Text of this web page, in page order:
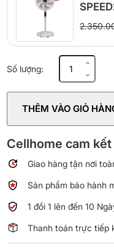
cấp
Số lượng:
Quạt
đứng
012-
SPEED24
DC
25W
cánh
24
gió
số
THÊM VÀO GIỎ
Cellhome cam kết
Giao hàng tận nơi
Sản phẩm bảo hành
1 đổi 1 lên đến 10
Thanh toán trực tiếp